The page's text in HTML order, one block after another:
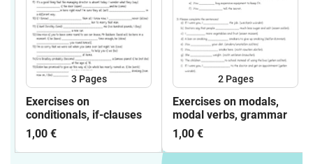
3 Pages
Exercises on
conditionals, if-clauses
1,00 €
2 Pages
Exercises on modals,
modal verbs, grammar
1,00 €